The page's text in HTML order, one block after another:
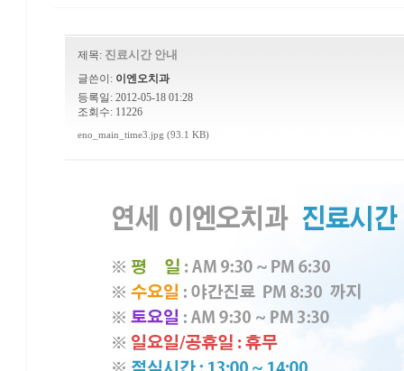
제목: 진료시간 안내
글쓴이: 이엔오치과
등록일: 2012-05-18 01:28
조회수: 11226
eno_main_time3.jpg (93.1 KB)